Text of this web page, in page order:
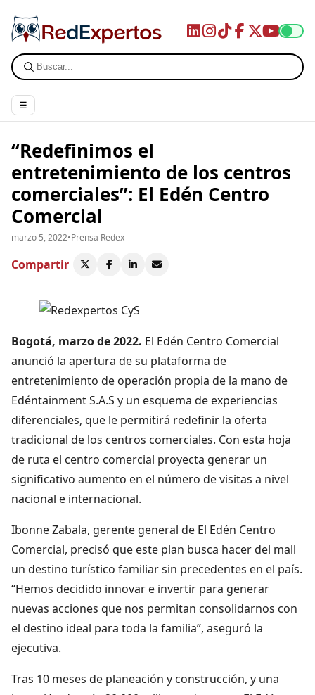
☰
“Redefinimos el
entretenimiento de los centros
comerciales”: El Edén Centro
Comercial
marzo 5, 2022•Prensa Redex
Compartir
Bogotá, marzo de 2022. El Edén Centro Comercial
anunció la apertura de su plataforma de
entretenimiento de operación propia de la mano de
Edéntainment S.A.S y un esquema de experiencias
diferenciales, que le permitirá redefinir la oferta
tradicional de los centros comerciales. Con esta hoja
de ruta el centro comercial proyecta generar un
significativo aumento en el número de visitas a nivel
nacional e internacional.
Ibonne Zabala, gerente general de El Edén Centro
Comercial, precisó que este plan busca hacer del mall
un destino turístico familiar sin precedentes en el país.
“Hemos decidido innovar e invertir para generar
nuevas acciones que nos permitan consolidarnos con
el destino ideal para toda la familia”, aseguró la
ejecutiva.
Tras 10 meses de planeación y construcción, y una